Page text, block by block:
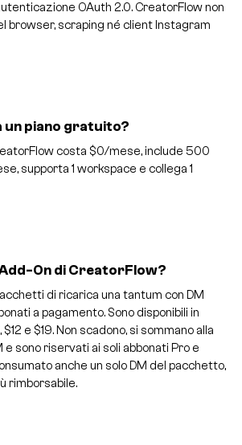
OAuth 2.0. CreatorFlow non
browser, scraping né client Instagram
un piano gratuito?
costa $0/mese, include 500
supporta 1 workspace e collega 1
Add-On di CreatorFlow?
di ricarica una tantum con DM
a pagamento. Sono disponibili in
e $19. Non scadono, si sommano alla
e sono riservati ai soli abbonati Pro e
anche un solo DM del pacchetto,
rimborsabile.